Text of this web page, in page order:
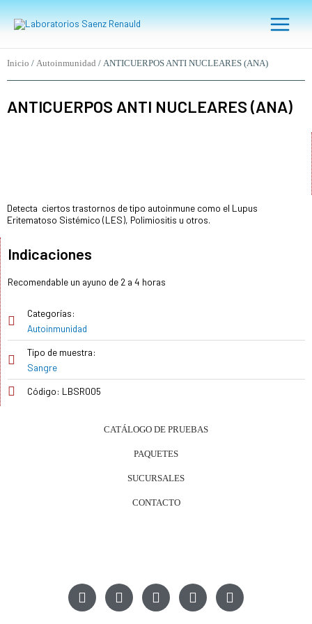
al
Main
Menu
Inicio / Autoinmunidad / ANTICUERPOS ANTI NUCLEARES (ANA)
ANTICUERPOS ANTI NUCLEARES (ANA)
Detecta ciertos trastornos de tipo autoinmune como el Lupus
Eritematoso Sistémico (LES), Polimiositis u otros.
Indicaciones
Recomendable un ayuno de 2 a 4 horas
Categorías:
Autoinmunidad
Tipo de muestra:
Sangre
Código: LBSR005
CATÁLOGO DE PRUEBAS
PAQUETES
SUCURSALES
CONTACTO
P
h
E
n
W
h
F
a
I
n